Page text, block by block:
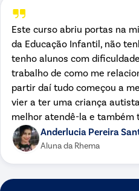
Este curso abriu portas na
da Educação Infantil, não
tenho alunos com
trabalho de como me
partir daí tudo começou a
vier a ter uma criança
melhor atendê-la e também
Anderlucia Pereira
Aluna da Rhema